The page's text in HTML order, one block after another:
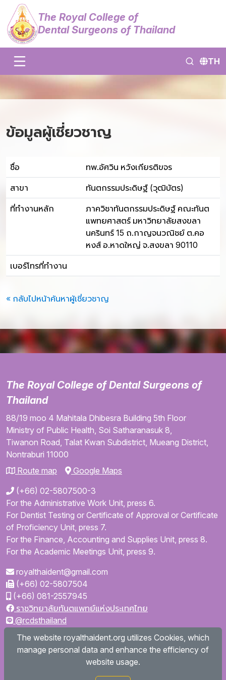
The Royal College of
Dental Surgeons of Thailand
TH
ข้อมูลผู้เชี่ยวชาญ
ชื่อ ทพ.อัศวิน หวังเกียรติขจร
สาขา ทันตกรรมประดิษฐ์ (วุฒิบัตร)
ที่ทำงานหลัก
ภาควิชาทันตกรรมประดิษฐ์ คณะทันต
แพทยศาสตร์ มหาวิทยาลัยสงขลา
นครินทร์ 15 ถ.กาญจนวณิชย์ ต.คอ
หงส์ อ.หาดใหญ่ จ.สงขลา 90110
เบอร์โทรที่ทำงาน
« กลับไปหน้าค้นหาผู้เชี่ยวชาญ
The Royal College of Dental Surgeons of
Thailand
88/19 moo 4 Mahitala Dhibesra Building 5th Floor
Ministry of Public Health, Soi Satharanasuk 8,
Tiwanon Road, Talat Kwan Subdistrict, Mueang District,
Nontraburi 11000
Route map
Google Maps
(+66) 02-5807500-3
For the Administrative Work Unit, press 6.
For Dentist Testing or Certificate of Approval or Certificate
of Proficiency Unit, press 7.
For the Finance, Accounting and Supplies Unit, press 8.
For the Academic Meetings Unit, press 9.
royalthaident@gmail.com
(+66) 02-5807504
(+66) 081-2557945
ราชวิทยาลัยทันตแพทย์แห่งประเทศไทย
@rcdsthailand
royalthaident
Royal College of Dental Surgeons of Thailand
The website royalthaident.org utilizes Cookies, which
manage personal data and enhance the efficiency of
website usage.